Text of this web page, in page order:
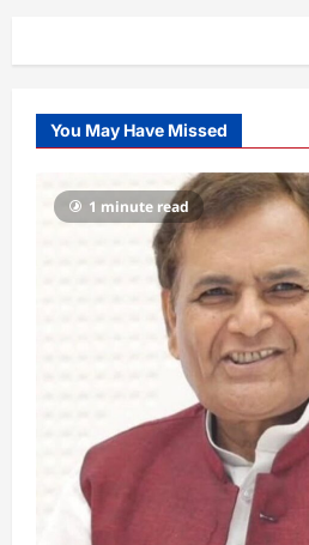
You May Have Missed
1 minute read